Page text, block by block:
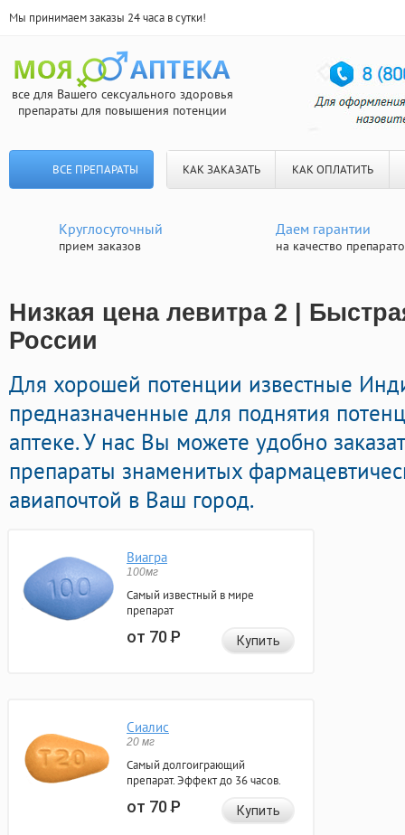
Мы принимаем заказы 24 часа в сутки!
все для Вашего сексуального здоровья
препараты для повышения потенции
ВСЕ ПРЕПАРАТЫ КАК ЗАКАЗАТЬ КАК ОПЛАТИТЬ
Круглосуточный
прием заказов
Даем гарантии
на качество
Низкая цена левитра 2 |
России
Для хорошей потенции известные
предназначенные для поднятия
аптеке. У нас Вы можете удобно
препараты знаменитых
авиапочтой в Ваш город.
Виагра
100мг
Самый известный в мире
препарат
от 70Р Купить
Сиалис
20 мг
Самый долгоиграющий
препарат. Эффект до 36 часов.
от 70Р Купить